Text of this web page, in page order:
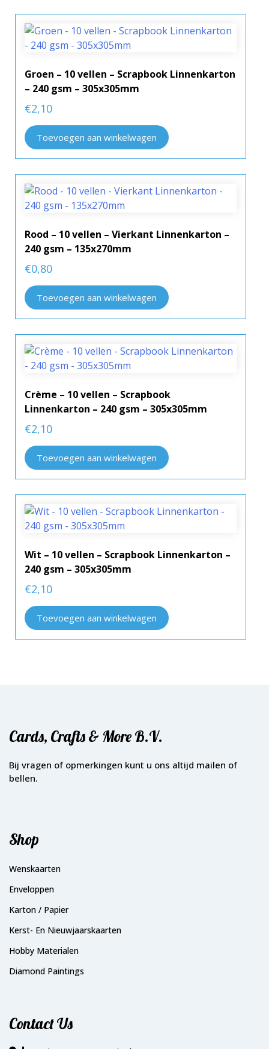
Groen – 10 vellen – Scrapbook Linnenkarton
– 240 gsm – 305x305mm
€2,10
Toevoegen aan winkelwagen
Rood – 10 vellen – Vierkant Linnenkarton –
240 gsm – 135x270mm
€0,80
Toevoegen aan winkelwagen
Crème – 10 vellen – Scrapbook
Linnenkarton – 240 gsm – 305x305mm
€2,10
Toevoegen aan winkelwagen
Wit – 10 vellen – Scrapbook Linnenkarton –
240 gsm – 305x305mm
€2,10
Toevoegen aan winkelwagen
Cards, Crafts & More B.V.
Bij vragen of opmerkingen kunt u ons altijd mailen of
bellen.
Shop
Wenskaarten
Enveloppen
Karton / Papier
Kerst- En Nieuwjaarskaarten
Hobby Materialen
Diamond Paintings
Contact Us